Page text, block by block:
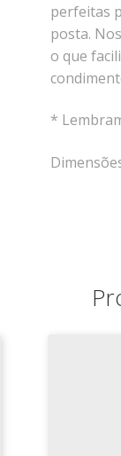
perfeitas
posta.
o que
*